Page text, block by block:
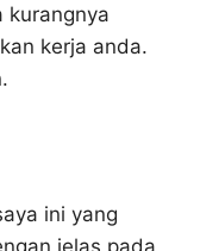
kurangnya
kerja anda.
ini yang